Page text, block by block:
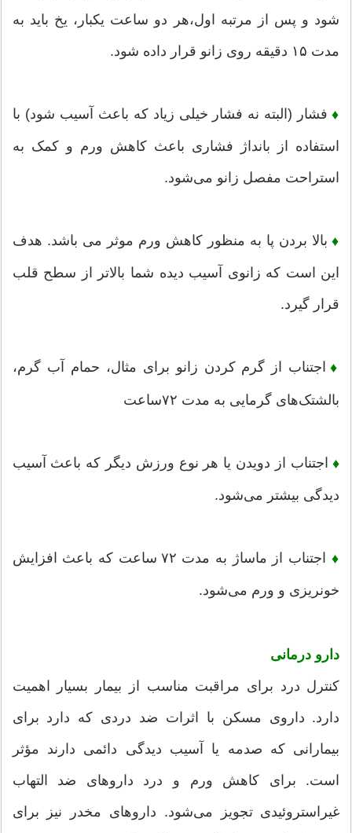
شود و پس از مرتبه اول،هر دو ساعت یکبار، یخ باید به
مدت ۱۵ دقیقه روی زانو قرار داده شود.
♦فشار (البته نه فشار خیلی زیاد که باعث آسیب شود) با
استفاده از بانداژ فشاری باعث کاهش ورم و کمک به
استراحت مفصل زانو می‌شود.
♦بالا بردن پا به منظور کاهش ورم موثر می باشد. هدف
این است که زانوی آسیب دیده شما بالاتر از سطح قلب
قرار گیرد.
♦اجتناب از گرم کردن زانو برای مثال، حمام آب گرم،
بالشتک‌های گرمایی به مدت ۷۲ساعت
♦ اجتناب از دویدن یا هر نوع ورزش دیگر که باعث آسیب
دیدگی بیشتر می‌شود.
♦ اجتناب از ماساژ به مدت ۷۲ ساعت که باعث افزایش
خونریزی و ورم می‌شود.
دارو درمانی
کنترل درد برای مراقبت مناسب از بیمار بسیار اهمیت
دارد. داروی مسکن با اثرات ضد دردی که دارد برای
بیمارانی که صدمه یا آسیب دیدگی دائمی دارند مؤثر
است. برای کاهش ورم و درد داروهای ضد التهاب
غیراستروئیدی تجویز می‌شود. داروهای مخدر نیز برای